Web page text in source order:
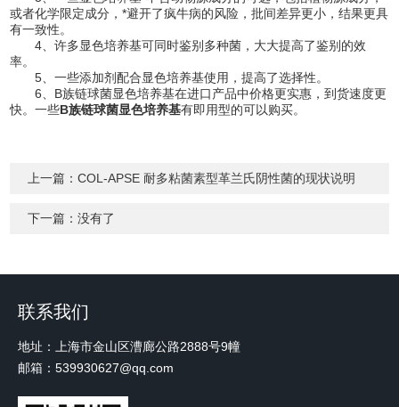
或者化学限定成分，*避开了疯牛病的风险，批间差异更小，结果更具
有一致性。
4、许多显色培养基可同时鉴别多种菌，大大提高了鉴别的效
率。
5、一些添加剂配合显色培养基使用，提高了选择性。
6、B族链球菌显色培养基在进口产品中价格更实惠，到货速度更
快。一些B族链球菌显色培养基有即用型的可以购买。
上一篇：COL-APSE 耐多粘菌素型革兰氏阴性菌的现状说明
下一篇：没有了
联系我们
地址：上海市金山区漕廊公路2888号9幢
邮箱：539930627@qq.com